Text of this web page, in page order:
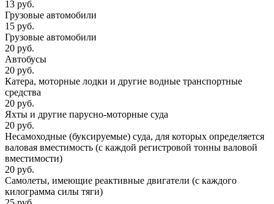
13 руб.
Грузовые автомобили
15 руб.
Грузовые автомобили
20 руб.
Автобусы
20 руб.
Катера, моторные лодки и другие водные транспортные
средства
20 руб.
Яхты и другие парусно-моторные суда
20 руб.
Несамоходные (буксируемые) суда, для которых определяется
валовая вместимость (с каждой регистровой тонны валовой
вместимости)
20 руб.
Самолеты, имеющие реактивные двигатели (с каждого
килограмма силы тяги)